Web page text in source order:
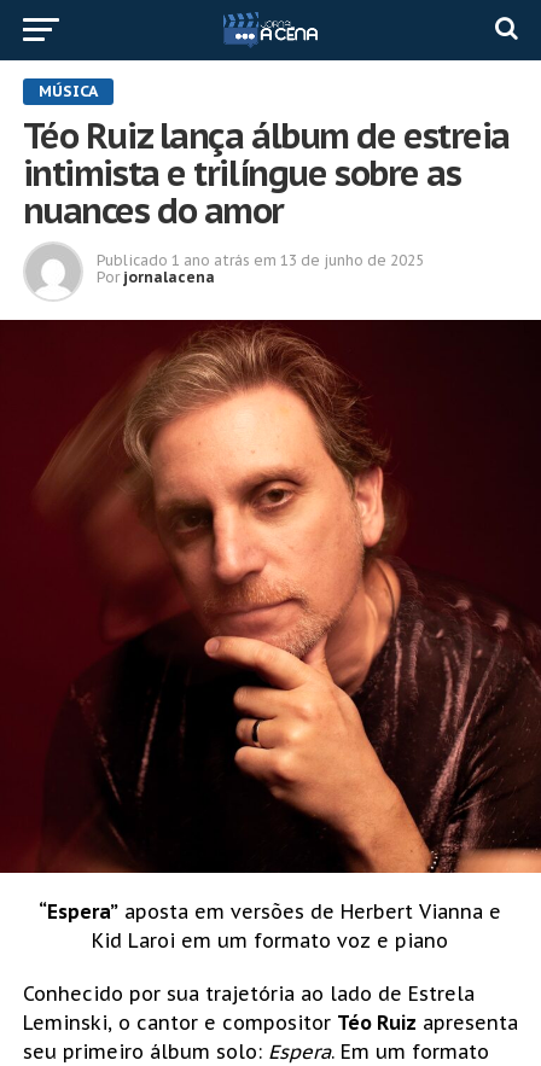
MÚSICA
Téo Ruiz lança álbum de estreia
intimista e trilíngue sobre as
nuances do amor
Publicado 1 ano atrás em 13 de junho de 2025
Por jornalacena
“Espera” aposta em versões de Herbert Vianna e
Kid Laroi em um formato voz e piano
Conhecido por sua trajetória ao lado de Estrela
Leminski, o cantor e compositor Téo Ruiz apresenta
seu primeiro álbum solo: Espera. Em um formato